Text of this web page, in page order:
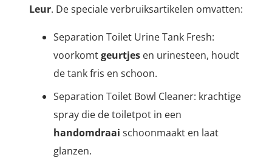
Leur. De speciale verbruiksartikelen omvatten:
Separation Toilet Urine Tank Fresh:
voorkomtgeurtjes en urinesteen, houdt
de tank fris en schoon.
Separation Toilet Bowl Cleaner: krachtige
spray die de toiletpot in een
handomdraai schoonmaakt en laat
glanzen.